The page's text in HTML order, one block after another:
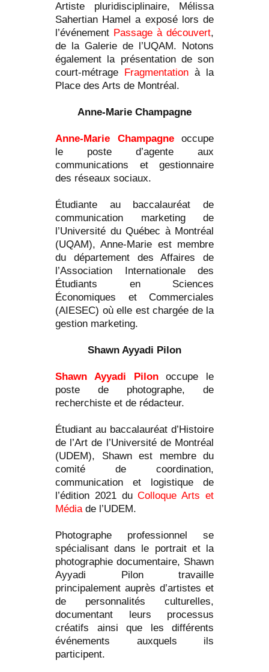
Artiste pluridisciplinaire, Mélissa
Sahertian Hamel a exposé lors de
l’événement Passage à découvert,
de la Galerie de l’UQAM. Notons
également la présentation de son
court-métrage Fragmentation à la
Place des Arts de Montréal.
Anne-Marie Champagne
Anne-Marie Champagneoccupe
le poste d’agente aux
communications et gestionnaire
des réseaux sociaux.
Étudiante au baccalauréat de
communication marketing de
l’Université du Québec à Montréal
(UQAM), Anne-Marie est membre
du département des Affaires de
l’Association Internationale des
Étudiants en Sciences
Économiques et Commerciales
(AIESEC) où elle est chargée de la
gestion marketing.
Shawn Ayyadi Pilon
Shawn Ayyadi Pilonoccupe le
poste de photographe, de
recherchiste et de rédacteur.
Étudiant au baccalauréat d’Histoire
de l’Art de l’Université de Montréal
(UDEM), Shawn est membre du
comité de coordination,
communication et logistique de
l’édition 2021 duColloque Arts et
Médiade l’UDEM.
Photographe professionnel se
spécialisant dans le portrait et la
photographie documentaire, Shawn
Ayyadi Pilon travaille
principalement auprès d’artistes et
de personnalités culturelles,
documentant leurs processus
créatifs ainsi que les différents
événements auxquels ils
participent.